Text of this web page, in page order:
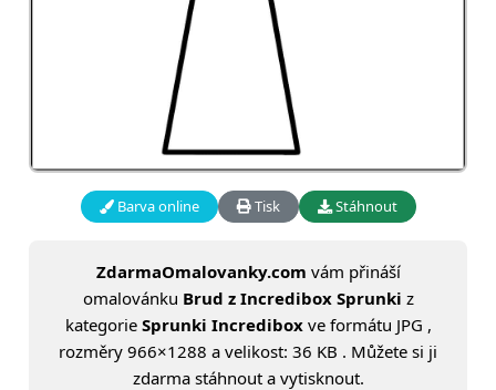
Barva online Tisk Stáhnout
ZdarmaOmalovanky.com vám přináší
omalovánku Brud z Incredibox Sprunki z
kategorie Sprunki Incrediboxve formátu JPG ,
rozměry 966×1288 a velikost: 36 KB . Můžete si ji
zdarma stáhnout a vytisknout.